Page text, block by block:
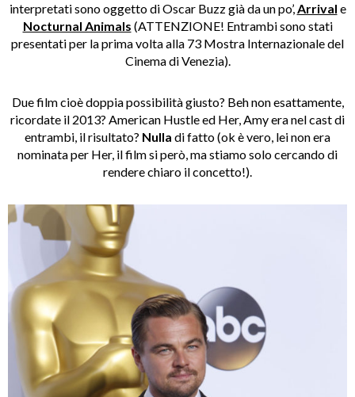
interpretati sono oggetto di Oscar Buzz già da un po’,Arrival e
Nocturnal Animals (ATTENZIONE! Entrambi sono stati
presentati per la prima volta alla 73 Mostra Internazionale del
Cinema di Venezia).
Due film cioè doppia possibilità giusto? Beh non esattamente,
ricordate il 2013? American Hustle ed Her, Amy era nel cast di
entrambi, il risultato? Nulla di fatto (ok è vero, lei non era
nominata per Her, il film si però, ma stiamo solo cercando di
rendere chiaro il concetto!).